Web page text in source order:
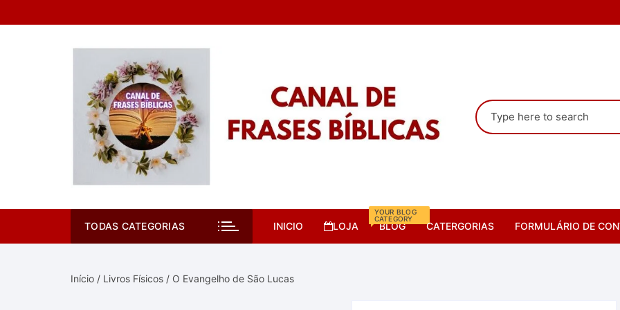
para
Pesquisar
por:
TODAS CATEGORIAS INICIO LOJA BLOG
YOUR BLOG
CATEGORY
CATERGORIAS FORMULÁRIO DE
Início / Livros Físicos / O Evangelho de São Lucas